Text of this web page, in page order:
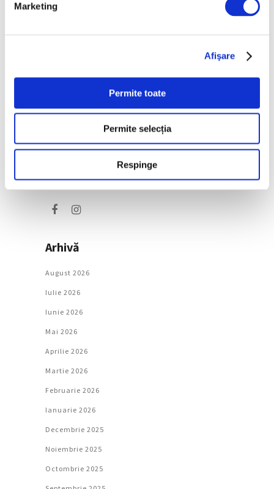
Marketing
Afişare
Permite toate
Permite selecția
Respinge
Categorii
Societate
Urmăreşte-ne pe
Arhivă
August 2026
Iulie 2026
Iunie 2026
Mai 2026
Aprilie 2026
Martie 2026
Februarie 2026
Ianuarie 2026
Decembrie 2025
Noiembrie 2025
Octombrie 2025